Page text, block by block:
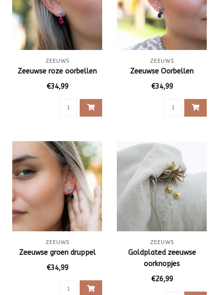
ZEEUWS
Zeeuwse roze oorbellen
€34,99
ZEEUWS
Zeeuwse Oorbellen
€34,99
ZEEUWS
Zeeuwse groen druppel
€34,99
ZEEUWS
Goldplated zeeuwse
oorknopjes
€26,99